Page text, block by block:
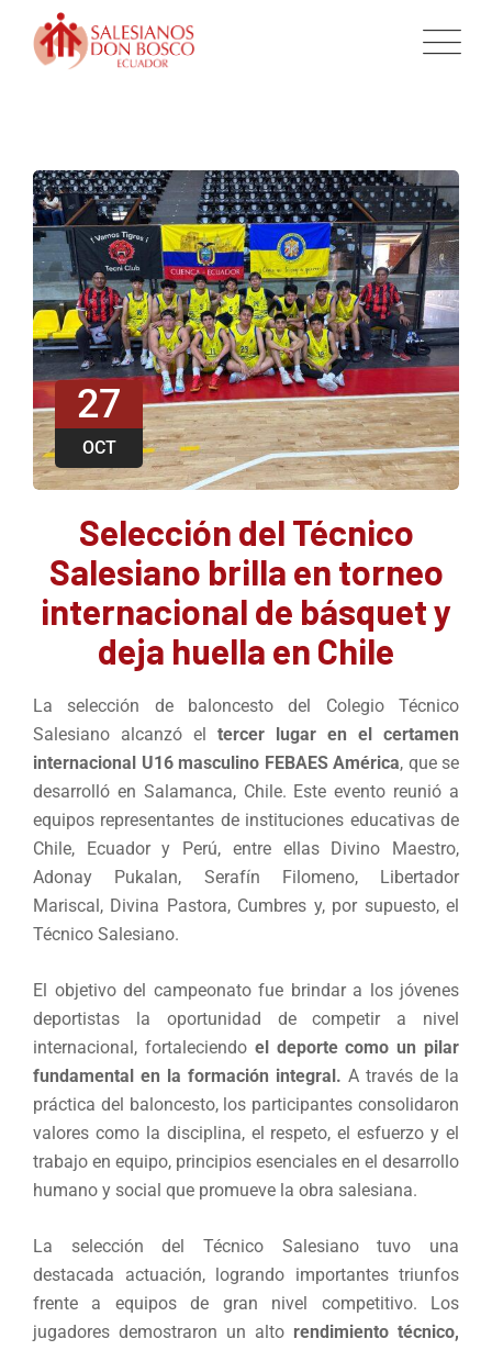
27
OCT
Selección del Técnico
Salesiano brilla en torneo
internacional de básquet y
deja huella en Chile
La selección de baloncesto del Colegio Técnico
Salesiano alcanzó el tercer lugar en el certamen
internacional U16 masculino FEBAES América, que se
desarrolló en Salamanca, Chile. Este evento reunió a
equipos representantes de instituciones educativas de
Chile, Ecuador y Perú, entre ellas Divino Maestro,
Adonay Pukalan, Serafín Filomeno, Libertador
Mariscal, Divina Pastora, Cumbres y, por supuesto, el
Técnico Salesiano.
El objetivo del campeonato fue brindar a los jóvenes
deportistas la oportunidad de competir a nivel
internacional, fortaleciendo el deporte como un pilar
fundamental en la formación integral. A través de la
práctica del baloncesto, los participantes consolidaron
valores como la disciplina, el respeto, el esfuerzo y el
trabajo en equipo, principios esenciales en el desarrollo
humano y social que promueve la obra salesiana.
La selección del Técnico Salesiano tuvo una
destacada actuación, logrando importantes triunfos
frente a equipos de gran nivel competitivo. Los
jugadores demostraron un alto rendimiento técnico,